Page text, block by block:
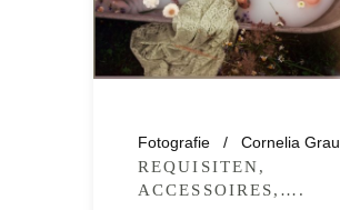
Fotografie Cornelia Graul
REQUISITEN,
ACCESSOIRES,….